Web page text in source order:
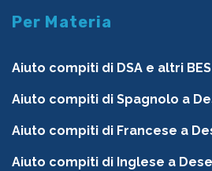
Per Materia
Aiuto compiti di DSA e altri
Aiuto compiti di Spagnolo a
Aiuto compiti di Francese a
Aiuto compiti di Inglese a